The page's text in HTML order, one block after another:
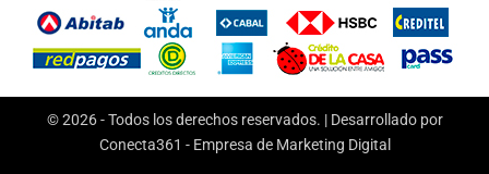
© 2026 - Todos los derechos reservados. | Desarrollado por
Conecta361 - Empresa de Marketing Digital